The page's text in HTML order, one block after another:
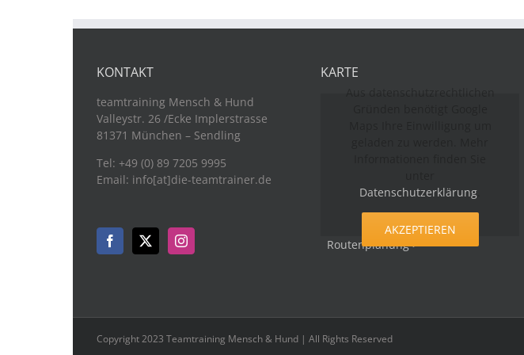
KONTAKT
teamtraining Mensch & Hund
Valleystr. 26 /Ecke Implerstrasse
81371 München – Sendling
Tel: +49 (0) 89 7205 9995
Email: info[at]die-teamtrainer.de
KARTE
Datenschutzerklärung
AKZEPTIEREN
Routenplanung >
Copyright 2023 Teamtraining Mensch & Hund | All Rights Reserved